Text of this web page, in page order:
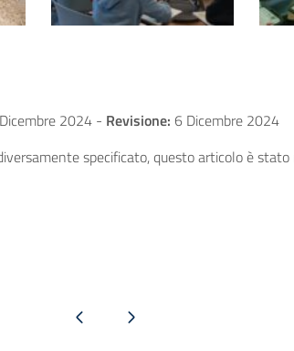
2024 - Revisione: 6 Dicembre 2024
specificato, questo articolo è
Pagina precedentePagina successiva